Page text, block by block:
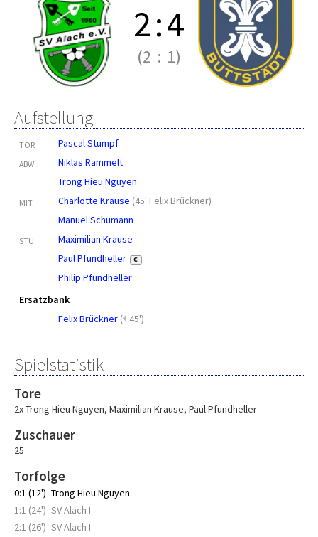
2:4
(2 : 1)
Aufstellung
TOR Pascal Stumpf
ABW
Niklas Rammelt
Trong Hieu Nguyen
MIT Charlotte Krause (45' Felix Brückner)
Manuel Schumann
STU
Maximilian Krause
Paul Pfundheller
C
Philip Pfundheller
Ersatzbank
Felix Brückner ( 45')
Spielstatistik
Tore
2x Trong Hieu Nguyen, Maximilian Krause, Paul Pfundheller
Zuschauer
25
Torfolge
0:1 (12') Trong Hieu Nguyen
1:1 (24') SV Alach I
2:1 (26') SV Alach I